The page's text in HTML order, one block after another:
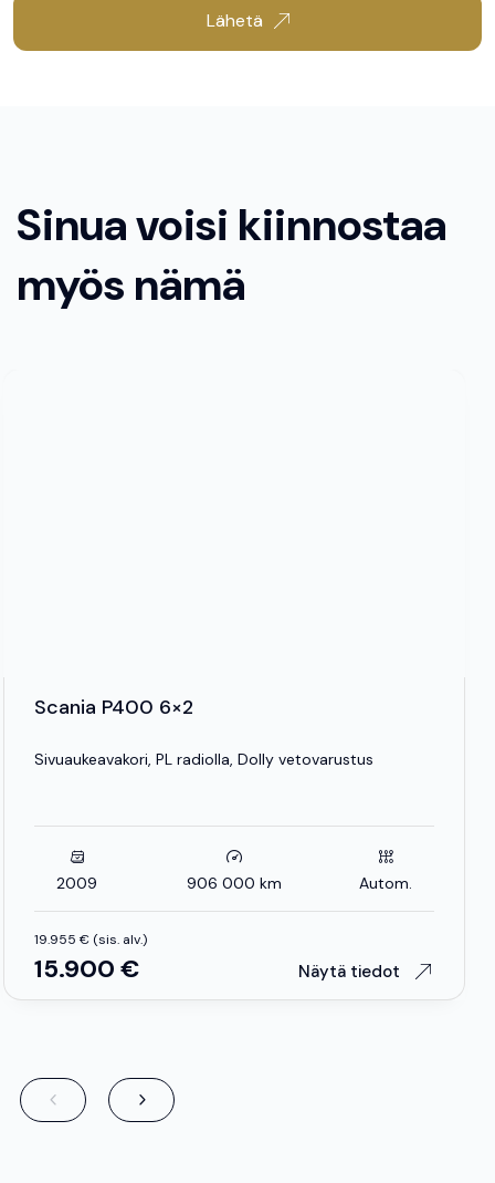
Lähetä
Sinua voisi kiinnostaa
myös nämä
Scania P400 6×2
Sivuaukeavakori, PL radiolla, Dolly vetovarustus
2009 906 000 km Autom.
19.955 € (sis. alv.)
15.900 € Näytä tiedot